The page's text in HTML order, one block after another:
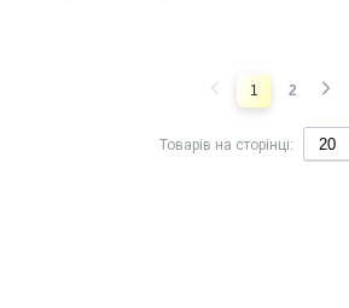
Товарів на сторінці:
1 2